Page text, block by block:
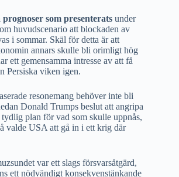
som presenterats under
huvudscenario att blockaden av
i sommar. Skäl för detta är att
annars skulle bli orimligt hög
ett gemensamma intresse av att få
Persiska viken igen.
resonemang behöver inte bli
Donald Trumps beslut att angripa
plan för vad som skulle uppnås,
valde USA att gå in i ett krig där
var ett slags försvarsåtgärd,
ett nödvändigt konsekvenstänkande